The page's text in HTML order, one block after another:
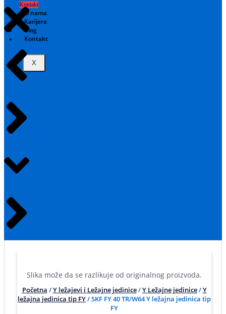
Kontakt
O nama
Karijera
Blog
Kontakt
X
Slika može da se razlikuje od originalnog proizvoda.
Početna /Y ležajevi i Ležajne jedinice/Y Ležajne jedinice/Y
ležajna jedinica tip FY/ SKF FY 40 TR/W64 Y ležajna jedinica tip
FY